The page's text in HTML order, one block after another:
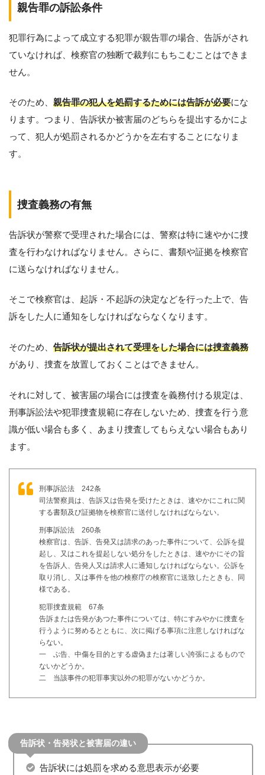
親告罪の訴訟条件
犯罪行為によって成立する犯罪が親告罪の場合、告訴がされ
ていなければ、検察官の独断で裁判にもちこむことはできま
せん。
そのため、 親告罪の犯人を処罰するためには告訴が必要にな
ります。つまり、告訴状か被害届のどちらを提出するかによ
って、犯人が処罰されるかどうかを左右することになりま
す。
捜査義務の有無
告訴状が警察で受理された場合には、警察は特に速やかに捜
査を行わなければなりません。さらに、書類や証拠を検察官
に送らなければなりません。
そこで検察官は、起訴・不起訴の決定などを行った上で、告
訴をした人に通知をしなければならなくなります。
そのため、 告訴状が提出されて受理をした場合には捜査義務
があり、捜査を放置しておくことはできません。
それに対して、被害届の場合には捜査を義務付ける規定は、
刑事訴訟法や犯罪捜査規範に存在しないため、捜査を行う意
識が低い場合も多く、あまり捜査してもらえない場合もあり
ます。
刑事訴訟法 242条
司法警察員は、告訴又は告発を受けたときは、速やかにこれに関
する書類及び証拠物を検察官に送付しなければならない。
刑事訴訟法 260条
検察官は、告訴、告発又は請求のあった事件について、公訴を提
起し、又はこれを提起しない処分をしたときは、速やかにその旨
を告訴人、告発人又は請求人に通知しなければならない。公訴を
取り消し、又は事件を他の検察庁の検察官に送致したときも、同
様である。
犯罪捜査規範 67条
告訴または告発があつた事件については、特にすみやかに捜査を
行うように努めるとともに、次に掲げる事項に注意しなければな
らない。
一 ぶ告、中傷を目的とする虚偽または著しい誇張によるもので
ないかどうか。
二 当該事件の犯罪事実以外の犯罪がないかどうか。
告訴状・告発状と被害届の違い
告訴状には処罰を求める意思表示が必要